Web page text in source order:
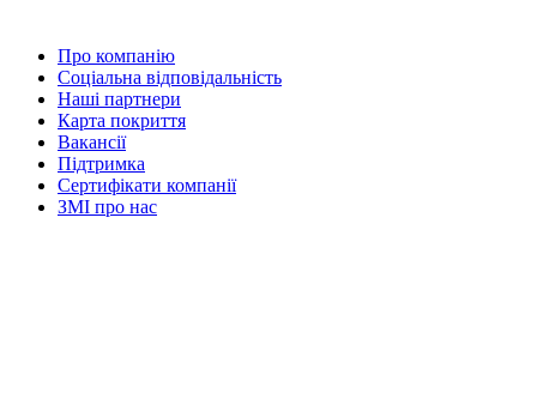
Про компанію
Соціальна відповідальність
Наші партнери
Карта покриття
Вакансії
Підтримка
Сертифікати компанії
ЗМІ про нас